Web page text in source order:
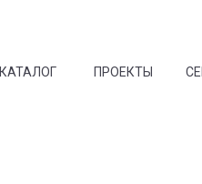
КАТАЛОГ ПРОЕКТЫ